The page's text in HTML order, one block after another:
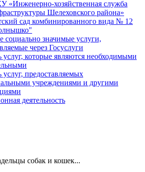
«Инженерно-хозяйственная служба
Шелеховского района»
сад комбинированного вида № 12
социально значимые услуги,
через Госуслуги
услуг, которые являются необходимыми
услуг, предоставляемых
учреждениями и другими
деятельность
собак и кошек...